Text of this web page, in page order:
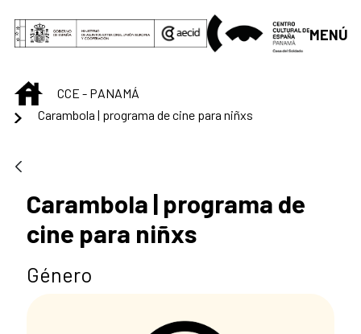
Saltar al contenido principal
MENÚ
INICIOCCE - PANAMÁ
Carambola | programa de cine para niñxs
Carambola | programa de
cine para niñxs
Género